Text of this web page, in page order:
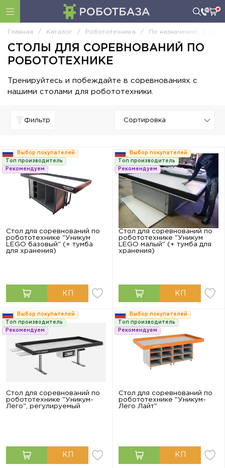
Главная / Каталог / Робототехника / По назначению
СТОЛЫ ДЛЯ СОРЕВНОВАНИЙ ПО
РОБОТОТЕХНИКЕ
Тренируйтесь и побеждайте в соревнованиях с
нашими столами для робототехники.
Фильтр
Выбор покупателей
Топ производитель
Рекомендуем
Стол для соревнований по
робототехнике "Уникум
LEGO базовый" (+ тумба
для хранения)
Выбор покупателей
Топ производитель
Рекомендуем
Стол для соревнований по
робототехнике "Уникум
LEGO малый" (+ тумба для
хранения)
Выбор покупателей
Топ производитель
Рекомендуем
Стол для соревнований по
робототехнике "Уникум-
Лего", регулируемый
Выбор покупателей
Топ производитель
Рекомендуем
Стол для соревнований по
робототехнике "Уникум-
Лего Лайт"